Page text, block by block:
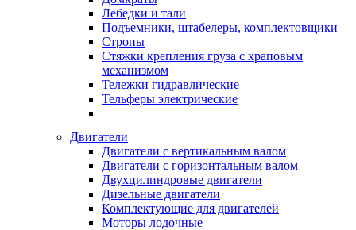
Лебедки и тали
Подъемники, штабелеры, комплектовщики
Стропы
Стяжки крепления груза с храповым
механизмом
Тележки гидравлические
Тельферы электрические
Двигатели
Двигатели с вертикальным валом
Двигатели с горизонтальным валом
Двухцилиндровые двигатели
Дизельные двигатели
Комплектующие для двигателей
Моторы лодочные